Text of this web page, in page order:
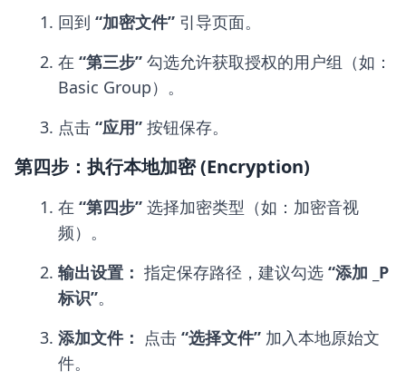
回到 “加密文件” 引导页面。
在 “第三步” 勾选允许获取授权的用户组（如：
Basic Group）。
点击 “应用” 按钮保存。
第四步：执行本地加密 (Encryption)
在 “第四步” 选择加密类型（如：加密音视
频）。
输出设置： 指定保存路径，建议勾选 “添加 _P
标识”。
添加文件： 点击 “选择文件” 加入本地原始文
件。